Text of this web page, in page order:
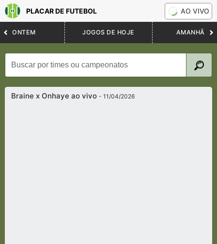
PLACAR DE FUTEBOL AO VIVO
ONTEM JOGOS DE HOJE AMANHÃ
Braine x Onhaye ao vivo- 11/04/2026